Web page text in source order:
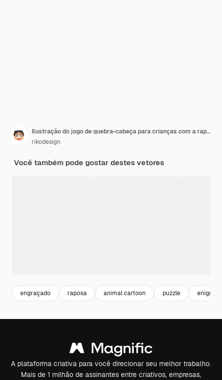
Ilustração do jogo de quebra-cabeça para crianças com a raposa fofa
rikodesign
Você também pode gostar destes vetores
engraçado raposa animal cartoon puzzle enigma
A plataforma criativa para você direcionar seu melhor trabalho.
Mais de 1 milhão de assinantes entre criativos, empresas,